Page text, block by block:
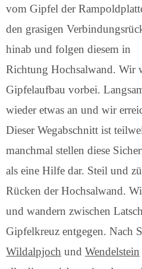
vom Gipfel der
den grasigen
hinab und folgen diesem in
Richtung Hochsalwand. Wir
Gipfelaufbau vorbei.
wieder etwas an und wir
Dieser Wegabschnitt ist
manchmal stellen diese
als eine Hilfe dar. Steil und
Rücken der Hochsalwand.
und wandern zwischen
Gipfelkreuz entgegen. Nach
Wildalpjoch und Wendelstein